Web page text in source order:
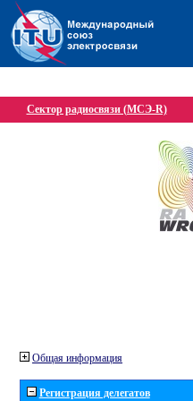
Сектор радиосвязи (МСЭ-R)
Общая информация
Регистрация делегатов